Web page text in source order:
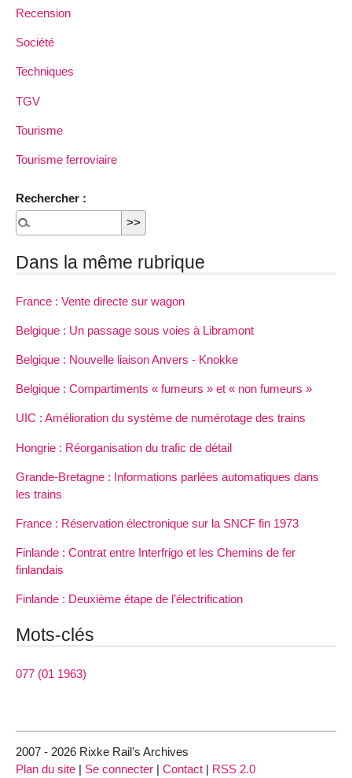
Recension
Société
Techniques
TGV
Tourisme
Tourisme ferroviaire
Rechercher :
Dans la même rubrique
France : Vente directe sur wagon
Belgique : Un passage sous voies à Libramont
Belgique : Nouvelle liaison Anvers - Knokke
Belgique : Compartiments « fumeurs » et « non fumeurs »
UIC : Amélioration du système de numérotage des trains
Hongrie : Réorganisation du trafic de détail
Grande-Bretagne : Informations parlées automatiques dans
les trains
France : Réservation électronique sur la SNCF fin 1973
Finlande : Contrat entre Interfrigo et les Chemins de fer
finlandais
Finlande : Deuxième étape de l’électrification
Mots-clés
077 (01 1963)
2007 - 2026 Rixke Rail’s Archives
Plan du site | Se connecter | Contact | RSS 2.0